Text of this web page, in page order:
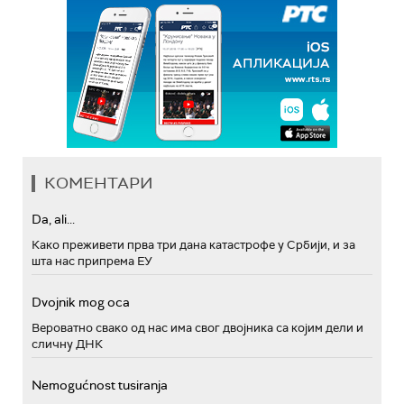
КОМЕНТАРИ
Da, ali...
Како преживети прва три дана катастрофе у Србији, и за
шта нас припрема ЕУ
Dvojnik mog oca
Вероватно свако од нас има свог двојника са којим дели и
сличну ДНК
Nemogućnost tusiranja